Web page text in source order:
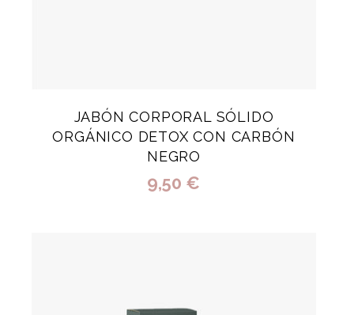
JABÓN CORPORAL SÓLIDO
ORGÁNICO DETOX CON CARBÓN
NEGRO
9,50 €